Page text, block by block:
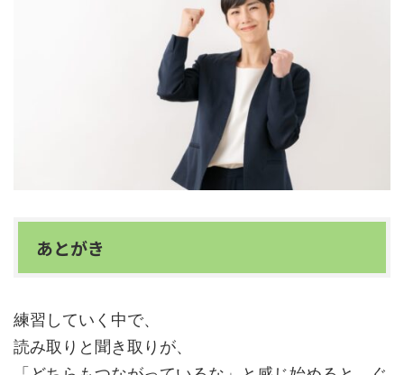
あとがき
練習していく中で、
読み取りと聞き取りが、